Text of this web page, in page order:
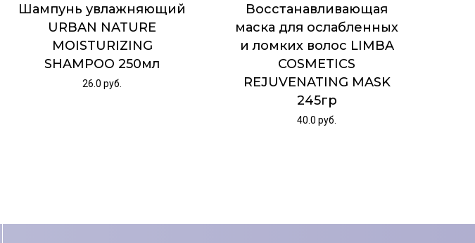
Шампунь увлажняющий
URBAN NATURE
MOISTURIZING
SHAMPOO 250мл
26.0руб.
Восстанавливающая
маска для ослабленных
и ломких волос LIMBA
COSMETICS
REJUVENATING MASK
245гр
40.0руб.